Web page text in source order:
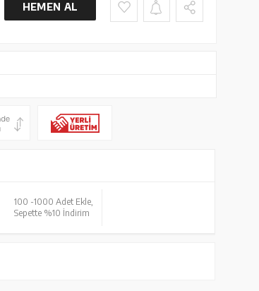
HEMEN AL
100 -1000 Adet Ekle,
Sepette %10 İndirim